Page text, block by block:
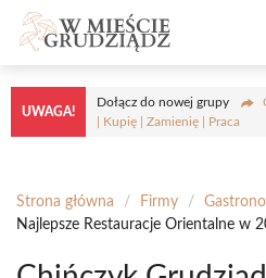
Przejdź
treści
UWAGA!
Dołącz do nowej grupy
| Kupię | Zamienię | Praca
Strona główna / Firmy /
Najlepsze Restauracje Orientalne w